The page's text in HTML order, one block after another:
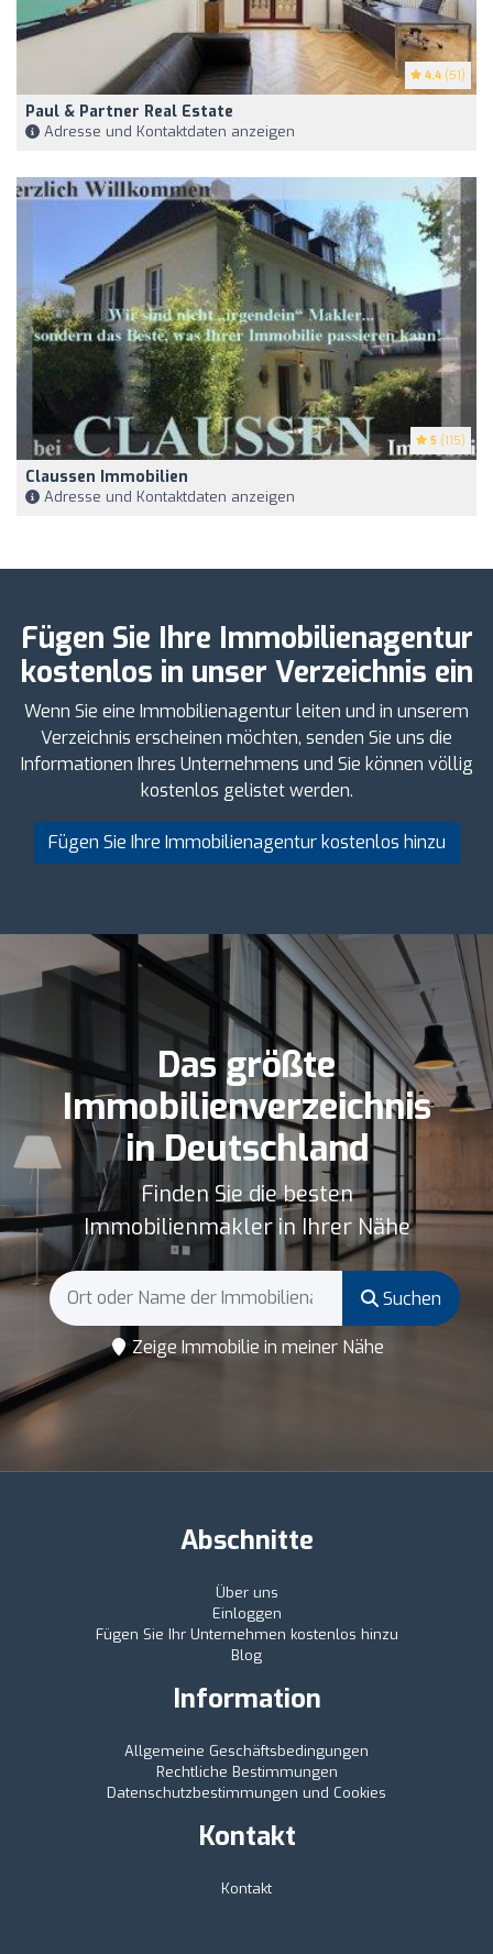
4.4 (51)
Paul & Partner Real Estate
Adresse und Kontaktdaten anzeigen
5 (115)
Claussen Immobilien
Adresse und Kontaktdaten anzeigen
Fügen Sie Ihre Immobilienagentur
kostenlos in unser Verzeichnis ein
Wenn Sie eine Immobilienagentur leiten und in unserem
Verzeichnis erscheinen möchten, senden Sie uns die
Informationen Ihres Unternehmens und Sie können völlig
kostenlos gelistet werden.
Fügen Sie Ihre Immobilienagentur kostenlos hinzu
Das größte
Immobilienverzeichnis
in Deutschland
Finden Sie die besten
Immobilienmakler in Ihrer Nähe
Suchen
Zeige Immobilie in meiner Nähe
Abschnitte
Über uns
Einloggen
Fügen Sie Ihr Unternehmen kostenlos hinzu
Blog
Information
Allgemeine Geschäftsbedingungen
Rechtliche Bestimmungen
Datenschutzbestimmungen und Cookies
Kontakt
Kontakt